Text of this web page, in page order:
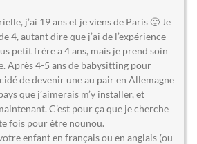
j’ai 19 ans et je viens de Paris 🙂 Je
4, autant dire que j’ai de l’expérience
petit frère a 4 ans, mais je prend soin
Après 4-5 ans de babysitting pour
de devenir une au pair en Allemagne
que j’aimerais m’y installer, et
C’est pour ça que je cherche
fois pour être nounou.
enfant en français ou en anglais (ou